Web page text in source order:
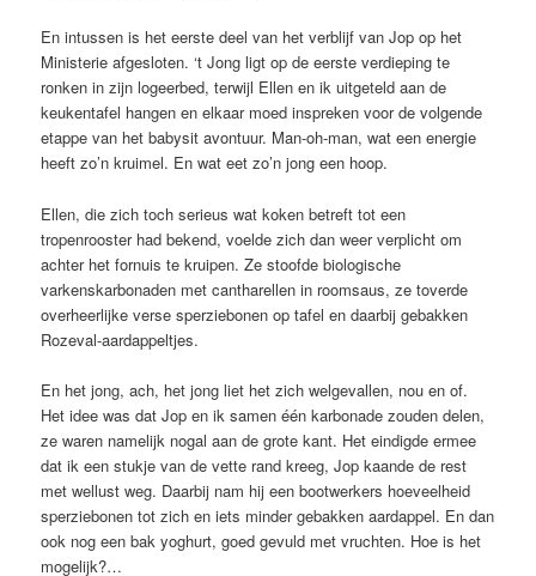
En intussen is het eerste deel van het verblijf van Jop op het
Ministerie afgesloten. ‘t Jong ligt op de eerste verdieping te
ronken in zijn logeerbed, terwijl Ellen en ik uitgeteld aan de
keukentafel hangen en elkaar moed inspreken voor de volgende
etappe van het babysit avontuur. Man-oh-man, wat een energie
heeft zo’n kruimel. En wat eet zo’n jong een hoop.
Ellen, die zich toch serieus wat koken betreft tot een
tropenrooster had bekend, voelde zich dan weer verplicht om
achter het fornuis te kruipen. Ze stoofde biologische
varkenskarbonaden met cantharellen in roomsaus, ze toverde
overheerlijke verse sperziebonen op tafel en daarbij gebakken
Rozeval-aardappeltjes.
En het jong, ach, het jong liet het zich welgevallen, nou en of.
Het idee was dat Jop en ik samen één karbonade zouden delen,
ze waren namelijk nogal aan de grote kant. Het eindigde ermee
dat ik een stukje van de vette rand kreeg, Jop kaande de rest
met wellust weg. Daarbij nam hij een bootwerkers hoeveelheid
sperziebonen tot zich en iets minder gebakken aardappel. En dan
ook nog een bak yoghurt, goed gevuld met vruchten. Hoe is het
mogelijk?…